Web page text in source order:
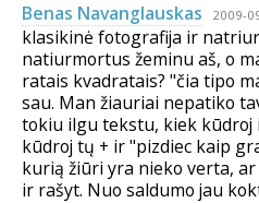
Benas Navanglauskas
2009-
klasikinė fotografija ir
natiurmortus žeminu aš, o
ratais kvadratais? "čia tipo
sau. Man žiauriai nepatiko
tokiu ilgu tekstu, kiek kūdroj
kūdroj tų + ir "pizdiec kaip
kurią žiūri yra nieko verta,
ir rašyt. Nuo saldumo jau